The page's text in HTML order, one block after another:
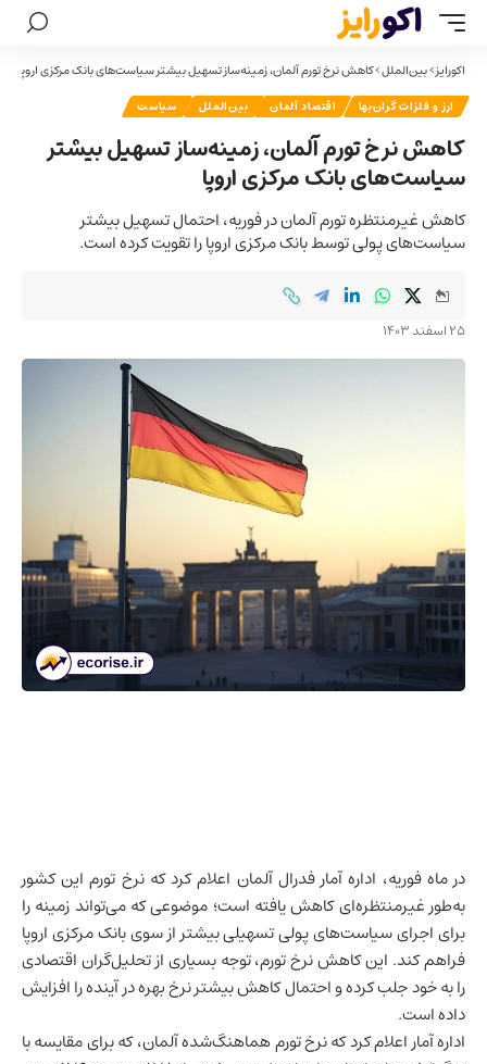
اکورایز>بین‌الملل>کاهش نرخ تورم آلمان، زمینه‌ساز تسهیل بیشتر سیاست‌های بانک مرکزی اروپا
ارز و فلزات گران‌بها اقتصاد آلمان بین‌الملل سیاست
کاهش نرخ تورم آلمان، زمینه‌ساز تسهیل بیشتر
سیاست‌های بانک مرکزی اروپا
کاهش غیرمنتظره تورم آلمان در فوریه، احتمال تسهیل بیشتر
سیاست‌های پولی توسط بانک مرکزی اروپا را تقویت کرده است.
25 اسفند 1403
در ماه فوریه، اداره آمار فدرالآلمان اعلام کرد که نرخ تورم این کشور
به‌طور غیرمنتظره‌ای کاهش یافته است؛ موضوعی که می‌تواند زمینه را
برای اجرای سیاست‌های پولی تسهیلی بیشتر از سوی بانک مرکزی اروپا
فراهم کند. این کاهش نرخ تورم، توجه بسیاری از تحلیل‌گران اقتصادی
را به خود جلب کرده و احتمال کاهش بیشتر نرخ بهره در آینده را افزایش
داده است.
اداره آمار اعلام کرد که نرخ تورم هماهنگ‌شده آلمان، که برای مقایسه با